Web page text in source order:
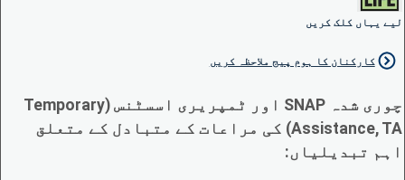
لیے یہاں کلک کریں
کارکنان کا ہوم پیج ملاحظہ کریں
چوری شدہ SNAP اور ٹمپریری اسسٹنس (Temporary
Assistance, TA) کی مراعات کے متبادل کے متعلق
اہم تبدیلیاں: